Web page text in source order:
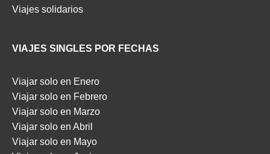
Viajes solidarios
VIAJES SINGLES POR FECHAS
Viajar solo en Enero
Viajar solo en Febrero
Viajar solo en Marzo
Viajar solo en Abril
Viajar solo en Mayo